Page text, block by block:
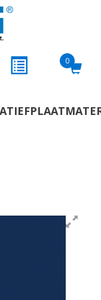
0